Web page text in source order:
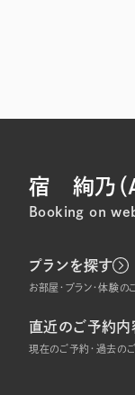
宿 絢乃（
Booking on
プランを探す
お部屋・プラン・体験の
直近のご予約内
現在のご予約・過去の